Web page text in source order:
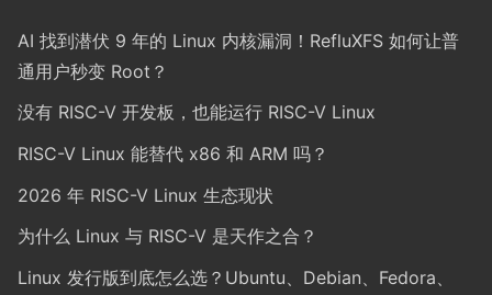
AI 找到潜伏 9 年的 Linux 内核漏洞！RefluXFS 如何让普
通用户秒变 Root？
没有 RISC-V 开发板，也能运行 RISC-V Linux
RISC-V Linux 能替代 x86 和 ARM 吗？
2026 年 RISC-V Linux 生态现状
为什么 Linux 与 RISC-V 是天作之合？
Linux 发行版到底怎么选？Ubuntu、Debian、Fedora、